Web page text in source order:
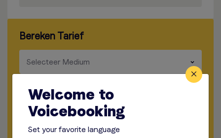
Bereken Tarief
Selecteer Medium
​​​
Opname locatie
​​​
Manier van opnemen
​​​
Welcome to
Voicebooking
Set your favorite language